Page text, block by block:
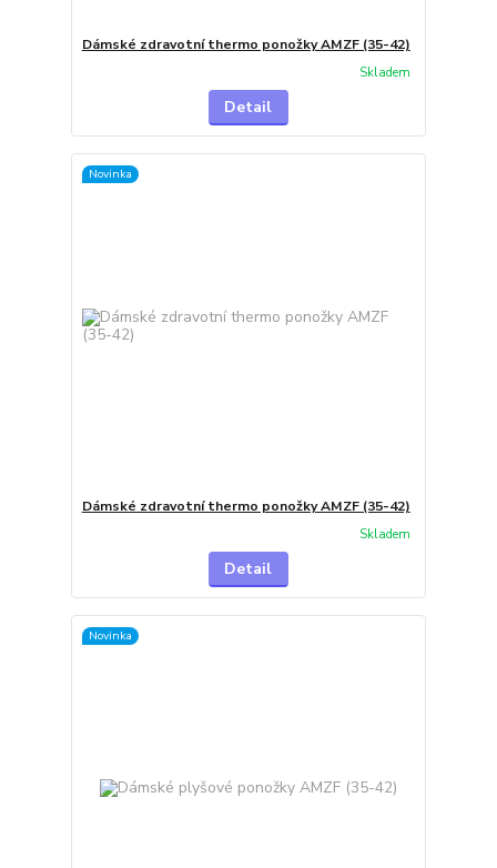
Dámské zdravotní thermo ponožky AMZF (35-42)
Skladem
Detail
Novinka
Dámské zdravotní thermo ponožky AMZF (35-42)
Skladem
Detail
Novinka